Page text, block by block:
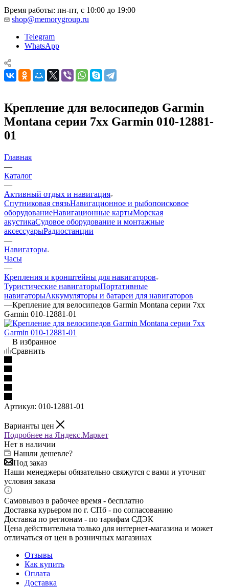
Время работы: пн-пт, с 10:00 до 19:00
shop@memorygroup.ru
Telegram
WhatsApp
Крепление для велосипедов Garmin
Montana серии 7xx Garmin 010-12881-
01
Главная
—
Каталог
—
Активный отдых и навигация
Спутниковая связьНавигационное и рыбопоисковое
оборудованиеНавигационные картыМорская
акустикаСудовое оборудование и монтажные
аксессуарыРадиостанции
—
Навигаторы
Часы
—
Крепления и кронштейны для навигаторов
Туристические навигаторыПортативные
навигаторыАккумуляторы и батареи для навигаторов
—Крепление для велосипедов Garmin Montana серии 7xx
Garmin 010-12881-01
В избранное
Сравнить
Артикул: 010-12881-01
Варианты цен
Подробнее на Яндекс.Маркет
Нет в наличии
Нашли дешевле?
Под заказ
Наши менеджеры обязательно свяжутся с вами и уточнят
условия заказа
Самовывоз в рабочее время - бесплатно
Доставка курьером по г. СПб - по согласованию
Доставка по регионам - по тарифам СДЭК
Цена действительна только для интернет-магазина и может
отличаться от цен в розничных магазинах
Отзывы
Как купить
Оплата
Доставка